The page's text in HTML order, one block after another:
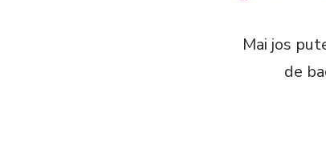
Mai jos
de